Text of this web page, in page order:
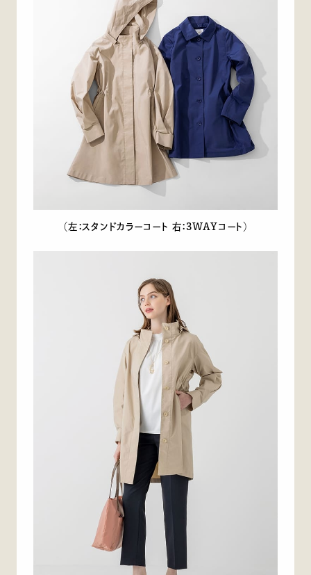
（左：スタンドカラーコート 右：3WAYコート）